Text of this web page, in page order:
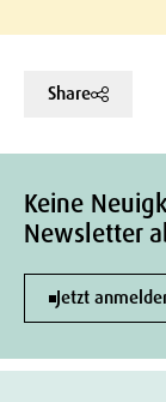
Share
Keine
Newsletter
Jetzt